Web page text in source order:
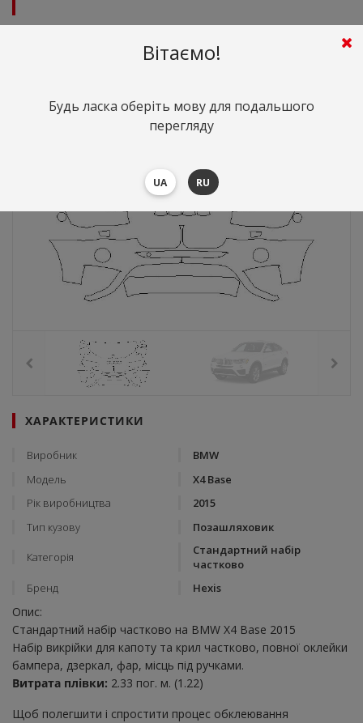
грн. ($167.76)
ХАРАКТЕРИСТИКИ
Виробник
BMW
Модель
X4 Base
Рік виробництва
2015
Тип кузову
Позашляховик
Категорія
Стандартний набір
частково
Бренд
Hexis
Опис:
Стандартний набір частково на BMW X4 Base 2015
Набір викрійки для капоту та крил частково, повної оклейки
бампера, дзеркал, фар, місць під ручками.
Витрата плівки: 2.33 пог. м. (1.22)
Щоб полегшити і спростити процес обклеювання
Вітаємо!
Будь ласка оберіть мову для подальшого
перегляду
UA RU